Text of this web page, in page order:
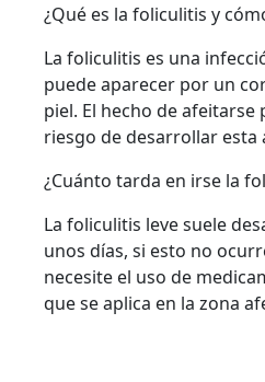
¿Qué es la foliculitis y
La foliculitis es una
puede aparecer por un
piel. El hecho de afeitarse
riesgo de desarrollar esta
¿Cuánto tarda en irse la
La foliculitis leve suele
unos días, si esto no
necesite el uso de
que se aplica en la zona